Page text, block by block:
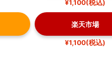
¥1,100(税込)
楽天市場
¥1,100(税込)